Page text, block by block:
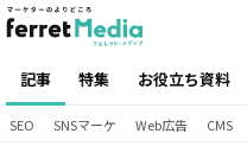
記事 特集 お役立ち資料
SEO SNSマーケ Web広告 CMS